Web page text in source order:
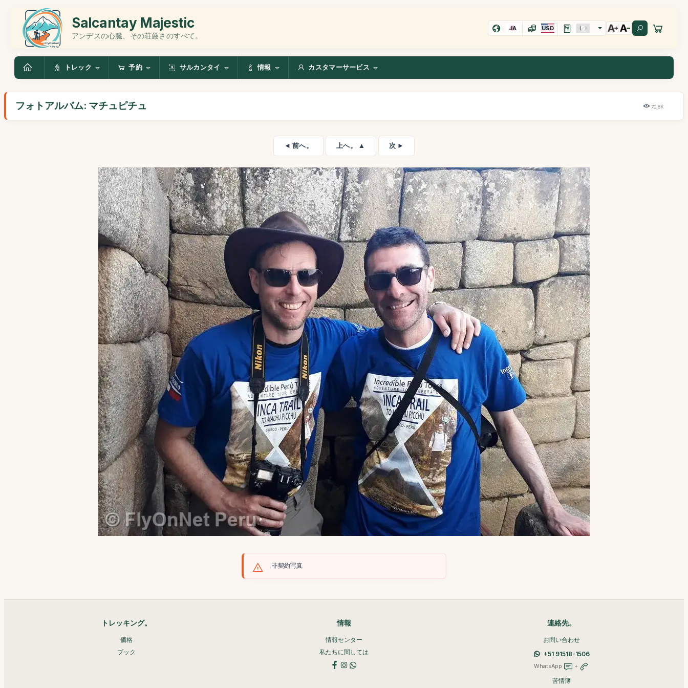
Salcantay Majestic
アンデスの心臓、その荘厳さのすべて。
JA USD
トレック 予約 サルカンタイ 情報 カスタマーサービス
フォトアルバム: マチュピチュ 70,8K
◄ 前へ。 上へ。 ▲ 次 ►
非契約写真
トレッキング。
価格
ブック
情報
情報センター
私たちに関しては
連絡先。
お問い合わせ
+51 91518-1506
WhatsApp +
苦情簿